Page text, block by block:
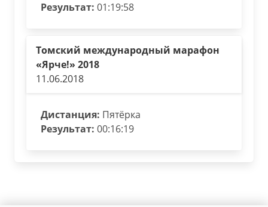
Результат: 01:19:58
Томский международный марафон
«Ярче!» 2018
11.06.2018
Дистанция: Пятёрка
Результат: 00:16:19